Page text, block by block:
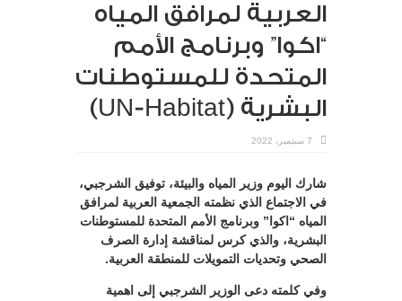
العربية لمرافق المياه
“اكوا” وبرنامج الأمم
المتحدة للمستوطنات
البشرية (UN-Habitat)
7 سبتمبر، 2022
شارك اليوم وزير المياه والبيئة، توفيق الشرجبي،
في الاجتماع الذي نظمته الجمعية العربية لمرافق
المياه “اكوا” وبرنامج الأمم المتحدة للمستوطنات
البشرية، والذي كرس لمناقشة إدارة الصرف
الصحي وتحديات التمويلات للمنطقة العربية.
وفي كلمته دعى الوزير الشرجبي إلى اهمية